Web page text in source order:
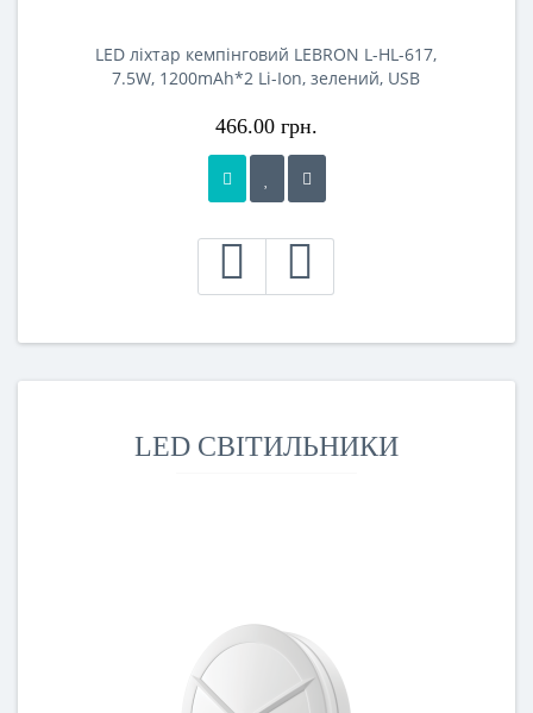
LED ліхтар кемпінговий LEBRON L-HL-617,
7.5W, 1200mAh*2 Li-Ion, зелений, USB
466.00 грн.
LED СВІТИЛЬНИКИ